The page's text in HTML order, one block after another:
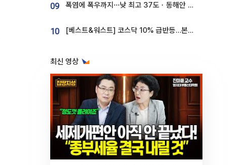
09 폭염에 폭우까지⋯낮 최고 37도ㆍ동해안 강한 비 [날씨]
10 [베스트&워스트] 코스닥 10% 급반등…본느, 최대주주 변경 기대에 270% 폭등
최신 영상